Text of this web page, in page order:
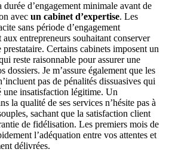
d’engagement minimale avant de
avec un cabinet d’expertise. Les
sans période d’engagement
entrepreneurs souhaitant conserver
Certains cabinets imposent un
reste raisonnable pour assurer une
dossiers. Je m’assure également que les
pas de pénalités dissuasives qui
une insatisfaction légitime. Un
la qualité de ses services n’hésite pas à
sachant que la satisfaction client
de fidélisation. Les premiers mois de
l’adéquation entre vos attentes et
délivrées.